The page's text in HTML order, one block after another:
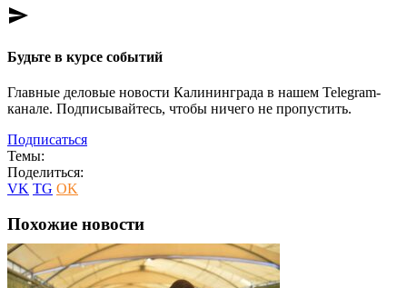
send
Будьте в курсе событий
Главные деловые новости Калининграда в нашем Telegram-
канале. Подписывайтесь, чтобы ничего не пропустить.
Подписаться
Темы:
Поделиться:
VK TG OK
Похожие новости